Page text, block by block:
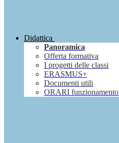
Didattica
Panoramica
Offerta formativa
I progetti delle classi
ERASMUS+
Documenti utili
ORARI funzionamento